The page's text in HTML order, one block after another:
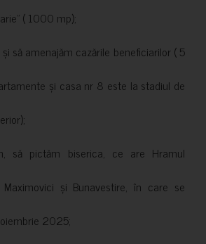
( 1000 mp);
să amenajăm cazările beneficiarilor ( 5
și casa nr 8 este la stadiul de
să pictăm biserica, ce are Hramul
și Bunavestire, în care se
2025;